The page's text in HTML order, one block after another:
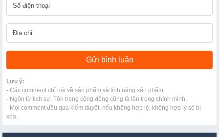
Lưu ý:
- Các comment chỉ nói về sản phẩm và tính năng sản phẩm.
- Ngôn từ lịch sự. Tôn trọng cộng đồng cũng là tôn trọng chính mình.
- Mọi comment đều qua kiểm duyệt, nếu không hợp lệ, không hợp lý sẽ bị
xóa.